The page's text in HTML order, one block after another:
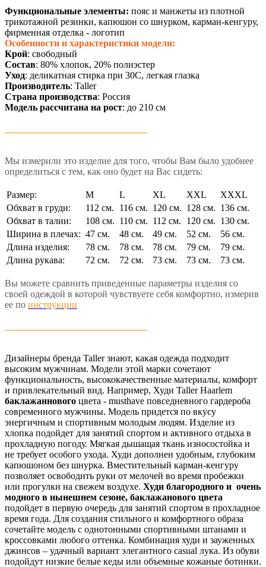
Функциональные элементы: пояс и манжеты из плотной
трикотажной резинки, капюшон со шнурком, карман-кенгуру,
фирменная отделка - логотип
Особенности и характеристики модели:
Крой: свободный
Состав: 80% хлопок, 20% полиэстер
Уход: деликатная стирка при 30С, легкая глазка
Производитель: Taller
Страна производства: Россия
Модель рассчитана на рост: до 210 см
Мы измерили это изделие для того, чтобы Вам было удобнее
определиться с тем, как оно будет на Вас сидеть:
Размер: M L XL XXL
XXXL
Обхват в груди:
112 см. 116 см. 120 см. 128 см. 136 см.
Обхват в талии:
108 см. 110 см. 112 см. 120 см. 130 см.
Ширина в плечах: 47 см. 48 см. 49 см. 52 см.
56 см.
Длина изделия:
78 см. 78 см. 78 см. 79 см.
79 см.
Длина рукава:
72 см. 72 см. 73 см. 73 см. 73 см.
Вы можете сравнить приведенные параметры изделия со
своей одеждой в которой чувствуете себя комфортно, измерив
ее по инструкции
Дизайнеры бренда Taller знают, какая одежда подходит
высоким мужчинам. Модели этой марки сочетают
функциональность, высококачественные материалы, комфорт
и привлекательный вид. Например, Худи Taller Haarlem
баклажаннового цвета - musthave повседневного гардероба
современного мужчины. Модель придется по вкусу
энергичным и спортивным молодым людям. Изделие из
хлопка подойдет для занятий спортом и активного отдыха в
прохладную погоду. Мягкая дышащая ткань износостойка и
не требует особого ухода. Худи дополнен удобным, глубоким
капюшоном без шнурка. Вместительный карман-кенгуру
позволяет освободить руки от мелочей во время пробежки
или прогулки на свежем воздухе. Худи благородного и очень
модного в нынешнем сезоне, баклажанового цвета
подойдет в первую очередь для занятий спортом в прохладное
время года. Для создания стильного и комфортного образа
сочетайте модель с однотонными спортивными штанами и
кроссовками любого оттенка. Комбинация худи и зауженных
джинсов – удачный вариант элегантного casual лука. Из обуви
подойдут низкие белые кеды или объемные кожаные ботинки.